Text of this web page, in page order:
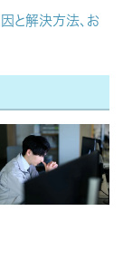
と解決方法、お